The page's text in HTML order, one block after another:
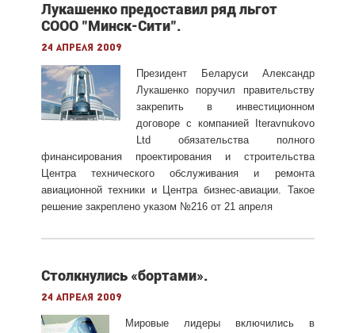
Лукашенко предоставил ряд льгот
СООО "Минск-Сити".
24 апреля 2009
Президент Беларуси Александр
Лукашенко поручил правительству
закрепить в инвестиционном
договоре с компанией Iteravnukovo
Ltd обязательства полного
финансирования проектирования и строительства
Центра технического обслуживания и ремонта
авиационной техники и Центра бизнес-авиации. Такое
решение закреплено указом №216 от 21 апреля
Столкнулись «бортами».
24 апреля 2009
Мировые лидеры включились в